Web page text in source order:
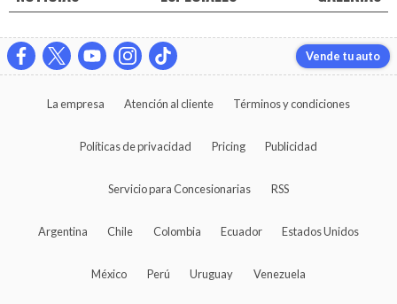
Vende tu auto
La empresa Atención al cliente Términos y condiciones
Políticas de privacidad Pricing Publicidad
Servicio para Concesionarias RSS
Argentina Chile Colombia Ecuador Estados Unidos
México Perú Uruguay Venezuela